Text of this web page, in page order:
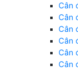
Cân
Cân
Cân
Cân
Cân
Cân